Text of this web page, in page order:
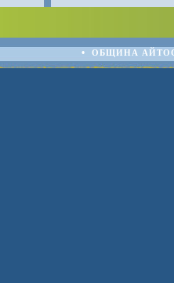
• ОБЩИНА